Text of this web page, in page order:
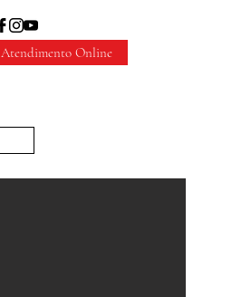
Atendimento Online